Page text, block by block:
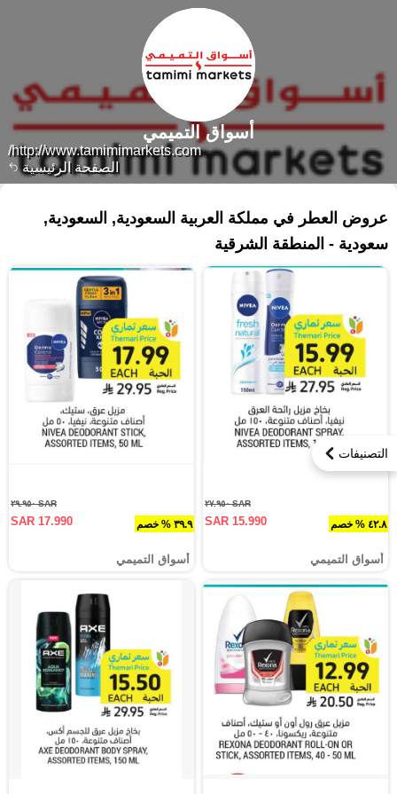
الصفحة الرئيسية
http://www.tamimimarkets.com/
أسواق التميمي
التصنيفات
عروض العطر في مملكة العربية السعودية, السعودية,
سعودية - المنطقة الشرقية
٤٢.٨ % خصم
SAR ٢٧.٩٥٠
SAR 15.990
أسواق التميمي
٣٩.٩ % خصم
SAR ٢٩.٩٥٠
SAR 17.990
أسواق التميمي